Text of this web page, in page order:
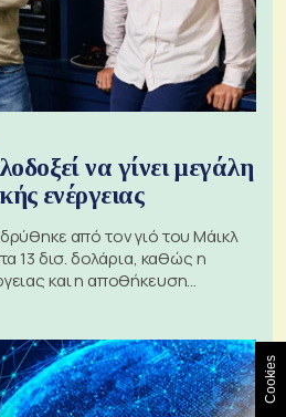
να γίνει μεγάλη
ενέργειας
από τον γιό του Μάικλ
13 δισ. δολάρια, καθώς η
και η αποθήκευση
Cookies